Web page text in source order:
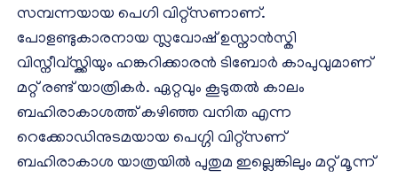
സമ്പന്നയായ പെഗി വിറ്റ്സണാണ്.
പോളണ്ടുകാരനായ സ്ലവോഷ് ഉസ്നാൻസ്കി
വിസ്നീവ്സ്ക്കിയും ഹങ്കറിക്കാരൻ ടിബോർ കാപുവുമാണ്
മറ്റ് രണ്ട് യാത്രികർ. ഏറ്റവും കൂടുതൽ കാലം
ബഹിരാകാശത്ത് കഴിഞ്ഞ വനിത എന്ന
റെക്കോഡിനുടമയായ പെഗ്ഗി വിറ്റ്സണ്
ബഹിരാകാശ യാത്രയിൽ പുതുമ ഇല്ലെങ്കിലും മറ്റ് മൂന്ന്